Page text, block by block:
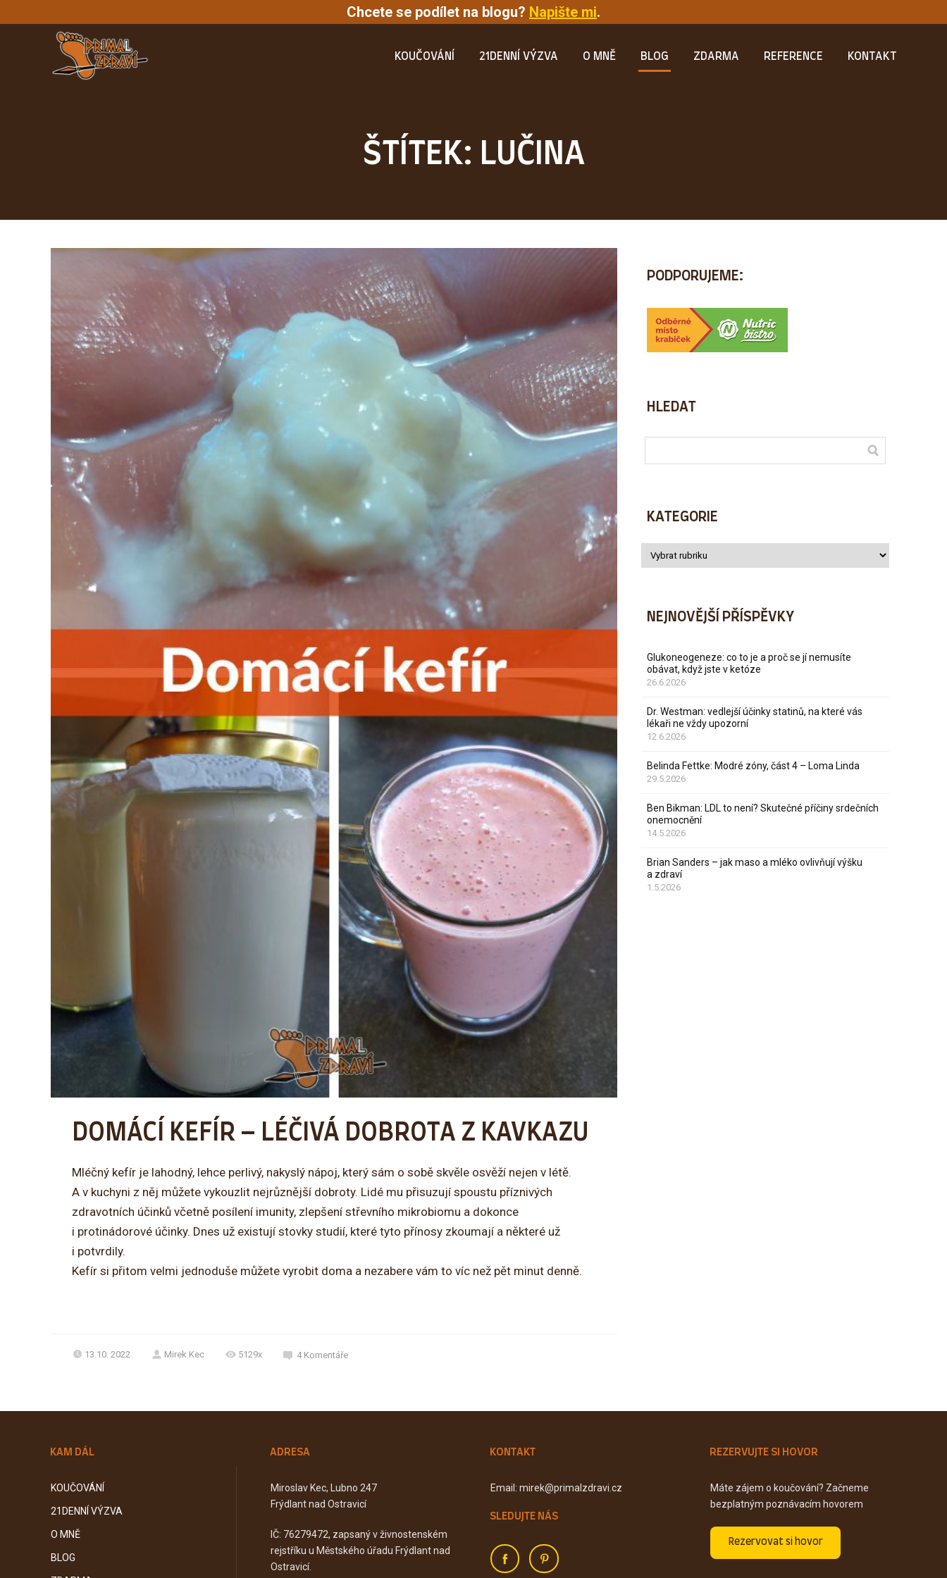
Chcete se podílet na blogu? Napište mi.
KOUČOVÁNÍ 21DENNÍ VÝZVA O MNĚ BLOG ZDARMA REFERENCE KONTAKT
ŠTÍTEK: LUČINA
DOMÁCÍ KEFÍR – LÉČIVÁ DOBROTA Z KAVKAZU
Mléčný kefír je lahodný, lehce perlivý, nakyslý nápoj, který sám o sobě skvěle osvěží nejen v létě.
A v kuchyni z něj můžete vykouzlit nejrůznější dobroty. Lidé mu přisuzují spoustu příznivých
zdravotních účinků včetně posílení imunity, zlepšení střevního mikrobiomu a dokonce
i protinádorové účinky. Dnes už existují stovky studií, které tyto přínosy zkoumají a některé už
i potvrdily.
Kefír si přitom velmi jednoduše můžete vyrobit doma a nezabere vám to víc než pět minut denně.
13.10. 2022 Mirek Kec 5129x 4 Komentáře
PODPORUJEME:
HLEDAT
KATEGORIE
NEJNOVĚJŠÍ PŘÍSPĚVKY
Glukoneogeneze: co to je a proč se jí nemusíte
obávat, když jste v ketóze
26.6.2026
Dr. Westman: vedlejší účinky statinů, na které vás
lékaři ne vždy upozorní
12.6.2026
Belinda Fettke: Modré zóny, část 4 – Loma Linda
29.5.2026
Ben Bikman: LDL to není? Skutečné příčiny srdečních
onemocnění
14.5.2026
Brian Sanders – jak maso a mléko ovlivňují výšku
a zdraví
1.5.2026
KAM DÁL
KOUČOVÁNÍ
21DENNÍ VÝZVA
O MNĚ
BLOG
ADRESA
Miroslav Kec, Lubno 247
Frýdlant nad Ostravicí
IČ: 76279472, zapsaný v živnostenském
rejstříku u Městského úřadu Frýdlant nad
Ostravicí.
KONTAKT
Email: mirek@primalzdravi.cz
SLEDUJTE NÁS
REZERVUJTE SI HOVOR
Máte zájem o koučování? Začneme
bezplatným poznávacím hovorem
Rezervovat si hovor